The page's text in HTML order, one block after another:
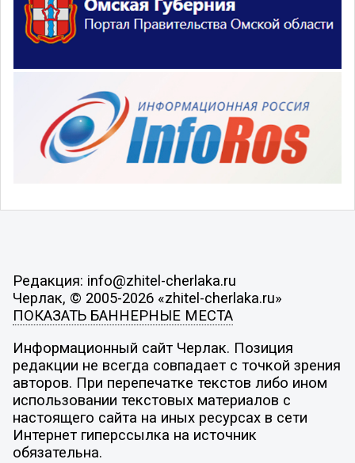
Редакция: info@zhitel-cherlaka.ru
Черлак, © 2005-2026 «zhitel-cherlaka.ru»
ПОКАЗАТЬ БАННЕРНЫЕ МЕСТА
Информационный сайт Черлак. Позиция
редакции не всегда совпадает с точкой зрения
авторов. При перепечатке текстов либо ином
использовании текстовых материалов с
настоящего сайта на иных ресурсах в сети
Интернет гиперссылка на источник
обязательна.